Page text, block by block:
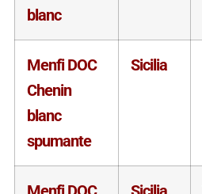
blanc
Menfi DOC
Chenin
blanc
spumante
Sicilia